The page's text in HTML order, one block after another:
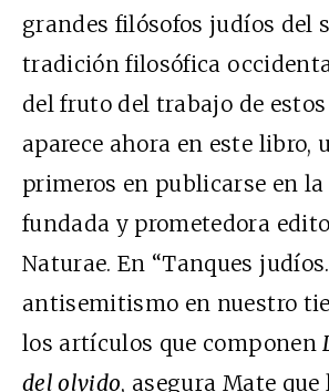
grandes filósofos judíos del
tradición filosófica
del fruto del trabajo de
aparece ahora en este libro,
primeros en publicarse en la
fundada y prometedora
Naturae. En “Tanques
antisemitismo en nuestro
los artículos que componen
del olvido, asegura Mate